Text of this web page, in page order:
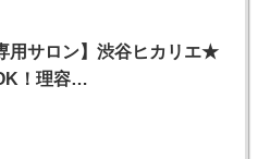
用サロン】渋谷ヒカリエ★
！理容…